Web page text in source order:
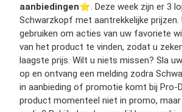
aanbiedingen⭐️. Deze week zijn er 3
Schwarzkopf met aantrekkelijke
gebruiken om acties van uw favoriete
van het product te vinden, zodat u
laagste prijs. Wilt u niets missen? Sla
op en ontvang een melding zodra
in aanbieding of promotie komt bij Pro-
product momenteel niet in promo,